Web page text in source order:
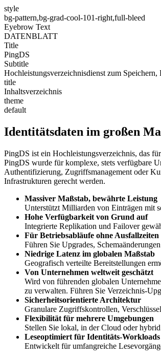
style
bg-pattern,bg-grad-cool-101-right,full-bleed
Eyebrow Text
DATENBLATT
Title
PingDS
Subtitle
Hochleistungsverzeichnisdienst zum
title
Inhaltsverzeichnis
theme
default
Identitätsdaten im großen
PingDS ist ein Hochleistungsverzeichnis, das
PingDS wurde für komplexe, stets verfügbare
Authentifizierung, Zugriffsmanagement oder
Infrastrukturen gerecht werden.
Massiver Maßstab, bewährte Leistung
Unterstützt Milliarden von Einträgen mit
Hohe Verfügbarkeit von Grund auf
Integrierte Replikation und Failover
Für Betriebsabläufe ohne
Führen Sie Upgrades,
Niedrige Latenz im globalen Maßstab
Geografisch verteilte Bereitstellungen
Von Unternehmen weltweit geschätzt
Wird von führenden globalen
zu verwalten. Führen Sie Verzeichnis-
Sicherheitsorientierte Architektur
Granulare Zugriffskontrollen,
Flexibilität für mehrere Umgebungen
Stellen Sie lokal, in der Cloud oder
Leseoptimiert für Identitäts-Workloads
Entwickelt für umfangreiche